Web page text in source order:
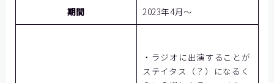
期間 2023年4月～
・ラジオに出演することが
ステイタス（？）になるく